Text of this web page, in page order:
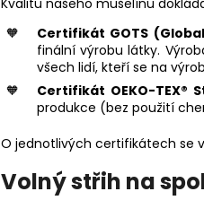
Kvalitu našeho mušelínu
Certifikát GOTS
finální výrobu látky.
všech lidí, kteří se na
Certifikát OEKO-TEX®
produkce (bez použití
O jednotlivých certifikátech se
Volný střih na